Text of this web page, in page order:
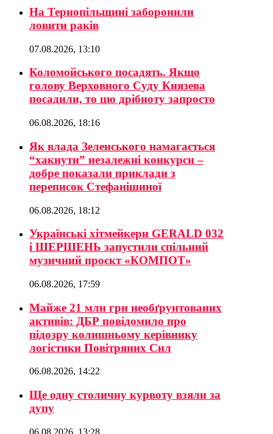
На Тернопільщині заборонили
ловити раків
07.08.2026, 13:10
Коломойського посадять. Якщо
голову Верховного Суду Князева
посадили, то цю дрібноту запросто
06.08.2026, 18:16
Як влада Зеленського намагається
“хакнути” незалежні конкурси –
добре показали приклади з
переписок Стефанішиної
06.08.2026, 18:12
Українські хітмейкери GERALD 032
і ШЕРШЕНЬ запустили спільний
музичний проєкт «КОМПОТ»
06.08.2026, 17:59
Майже 21 млн грн необґрунтованих
активів: ДБР повідомило про
підозру колишньому керівнику
логістики Повітряних Сил
06.08.2026, 14:22
Ще одну столичну курвоту взяли за
дупу
06.08.2026, 13:28